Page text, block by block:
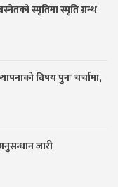
स्मृतिमा स्मृति ग्रन्थ
विषय पुनः चर्चामा,
जारी